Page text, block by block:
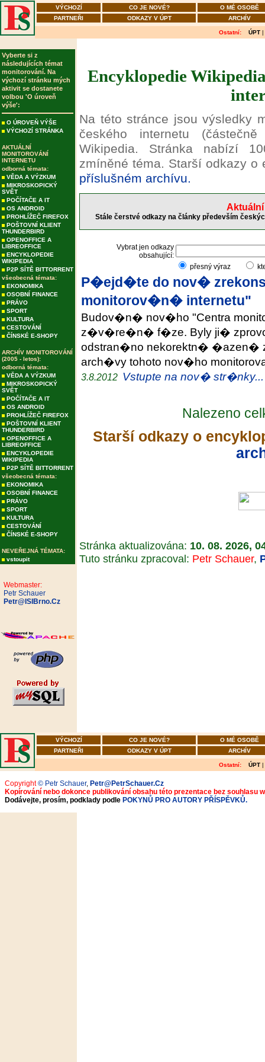
VÝCHOZÍ CO JE NOVÉ?
O MÉ OSOBĚ
PARTNEŘI
ODKAZY V ÚPT ARCHÍV
Ostatní: ÚPT |
Vyberte si z
následujících témat
monitorování. Na
výchozí stránku mých
aktivit se dostanete
volbou 'O úroveň
výše':
O ÚROVEŇ VÝŠE
VÝCHOZÍ STRÁNKA
AKTUÁLNÍ
MONITOROVÁNÍ
INTERNETU
odborná témata:
VĚDA A VÝZKUM
MIKROSKOPICKÝ
SVĚT
POČÍTAČE A IT
OS ANDROID
PROHLÍŽEČ FIREFOX
POŠTOVNÍ KLIENT
THUNDERBIRD
OPENOFFICE A
LIBREOFFICE
ENCYKLOPEDIE
WIKIPEDIA
P2P SÍTĚ BITTORRENT
všeobecná témata:
EKONOMIKA
OSOBNÍ FINANCE
PRÁVO
SPORT
KULTURA
CESTOVÁNÍ
ČÍNSKÉ E-SHOPY
ARCHÍV MONITOROVÁNÍ
(2005 - letos):
odborná témata:
VĚDA A VÝZKUM
MIKROSKOPICKÝ
SVĚT
POČÍTAČE A IT
OS ANDROID
PROHLÍŽEČ FIREFOX
POŠTOVNÍ KLIENT
THUNDERBIRD
OPENOFFICE A
LIBREOFFICE
ENCYKLOPEDIE
WIKIPEDIA
P2P SÍTĚ BITTORRENT
všeobecná témata:
EKONOMIKA
OSOBNÍ FINANCE
PRÁVO
SPORT
KULTURA
CESTOVÁNÍ
ČÍNSKÉ E-SHOPY
NEVEŘEJNÁ TÉMATA:
vstoupit
Webmaster:
Petr Schauer
Petr@ISIBrno.Cz
Encyklopedie
Na této stránce jsou výsledky
českého internetu
Wikipedia. Stránka nabízí
zmíněné téma. Starší odkazy
příslušném archívu.
Stále čerstvé odkazy na články především
Vybrat jen odkazy
obsahující:
přesný výraz
P�ejd�te do nov�
monitorov�n� internetu"
Budov�n� nov�ho "Centra
z�v�re�n� f�ze. Byly ji�
odstran�no nekorektn� �azen�
arch�vy tohoto nov�ho
3.8.2012 Vstupte na nov� str�nky...
Nalezeno
Starší odkazy o
Stránka aktualizována: 10. 08. 2026,
Tuto stránku zpracoval: Petr Schauer,
VÝCHOZÍ CO JE NOVÉ?
O MÉ OSOBĚ
PARTNEŘI
ODKAZY V ÚPT ARCHÍV
Ostatní: ÚPT |
Copyright© Petr Schauer, Petr@PetrSchauer.Cz
Kopírování nebo dokonce publikování obsahu této prezentace bez souhlasu
Dodávejte, prosím, podklady podle POKYNŮ PRO AUTORY PŘÍSPĚVKŮ.